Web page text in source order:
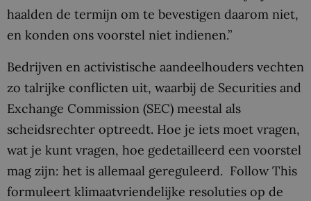
haalden de termijn om te bevestigen daarom niet,
en konden ons voorstel niet indienen.”
Bedrijven en activistische aandeelhouders vechten
zo talrijke conflicten uit, waarbij de Securities and
Exchange Commission (SEC) meestal als
scheidsrechter optreedt. Hoe je iets moet vragen,
wat je kunt vragen, hoe gedetailleerd een voorstel
mag zijn: het is allemaal gereguleerd. Follow This
formuleert klimaatvriendelijke resoluties op de